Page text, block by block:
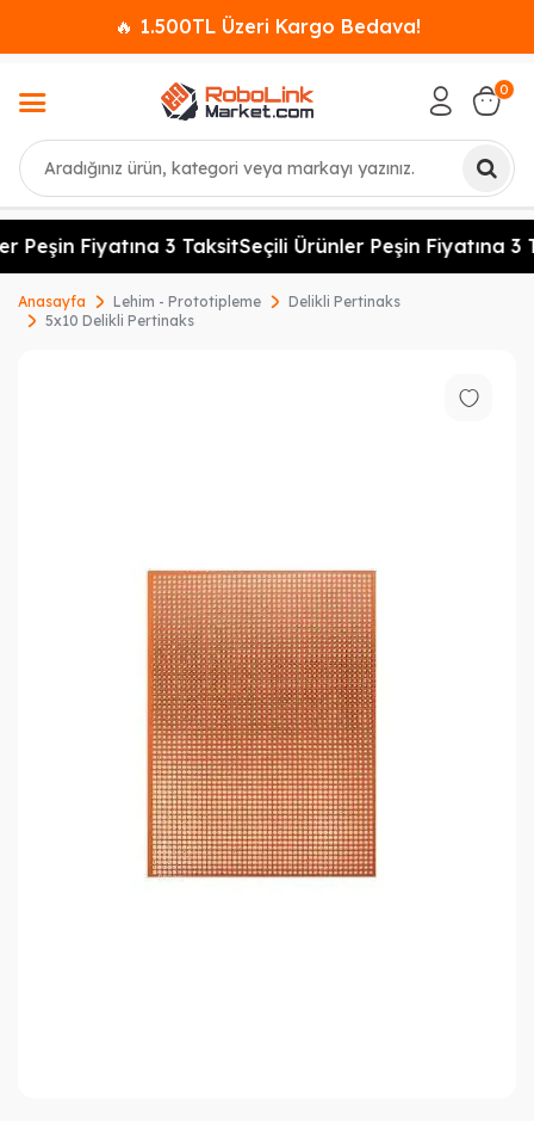
🔥 1.500TL Üzeri Kargo Bedava!
Ara
0
Peşin Fiyatına 3 TaksitSeçili Ürünler Peşin Fiyatına 3
Anasayfa Lehim - Prototipleme
Delikli Pertinaks
5x10 Delikli Pertinaks